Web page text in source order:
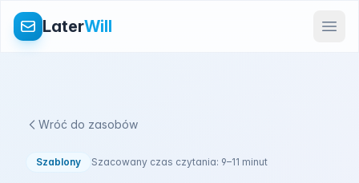
LaterWill
Wróć do zasobów
Szablony Szacowany czas czytania: 9–11 minut